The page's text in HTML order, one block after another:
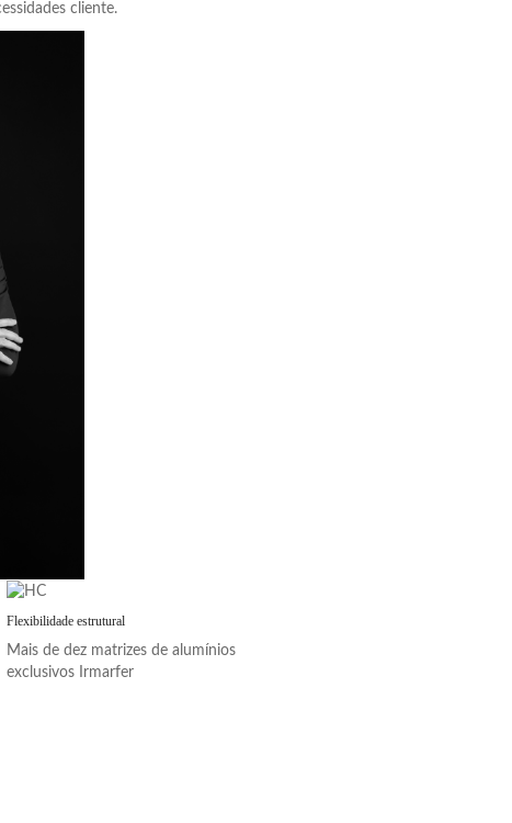
cliente.
Flexibilidade estrutural
Mais de dez matrizes de alumínios
exclusivos Irmarfer